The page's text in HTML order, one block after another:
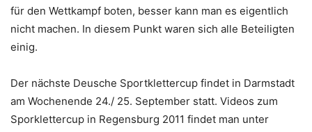
für den Wettkampf boten, besser kann man es eigentlich
nicht machen. In diesem Punkt waren sich alle Beteiligten
einig.
Der nächste Deusche Sportklettercup findet in Darmstadt
am Wochenende 24./ 25. September statt. Videos zum
Sporklettercup in Regensburg 2011 findet man unter